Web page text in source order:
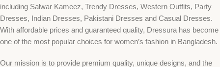
including Salwar Kameez, Trendy Dresses, Western Outfits, Party
Dresses, Indian Dresses, Pakistani Dresses and Casual Dresses.
With affordable prices and guaranteed quality, Dressura has become
one of the most popular choices for women’s fashion in Bangladesh.
Our mission is to provide premium quality, unique designs, and the